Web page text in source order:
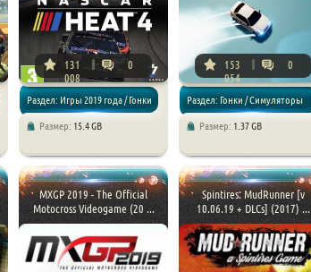
131
008
0
Раздел: Игры 2019 года / Гонки
Размер: 15.4 GB
153
054
0
Раздел: Гонки / Симуляторы
Размер: 1.37 GB
MXGP 2019 - The Official
Motocross Videogame (20 ...
Spintires: MudRunner [v
10.06.19 + DLCs] (2017) ...